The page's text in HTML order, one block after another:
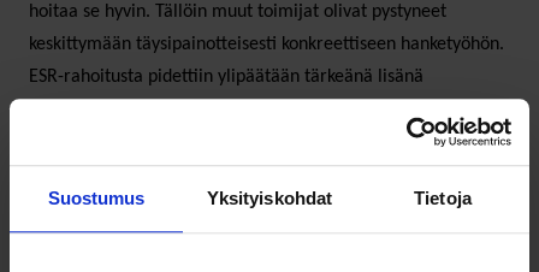
Suostumus Yksityiskohdat Tietoja
hoitaa se hyvin. Tällöin muut toimijat olivat pystyneet
keskittymään täysipainotteisesti konkreettiseen hanketyöhön.
ESR-rahoitusta pidettiin ylipäätään tärkeänä lisänä
Risuja kankeasta